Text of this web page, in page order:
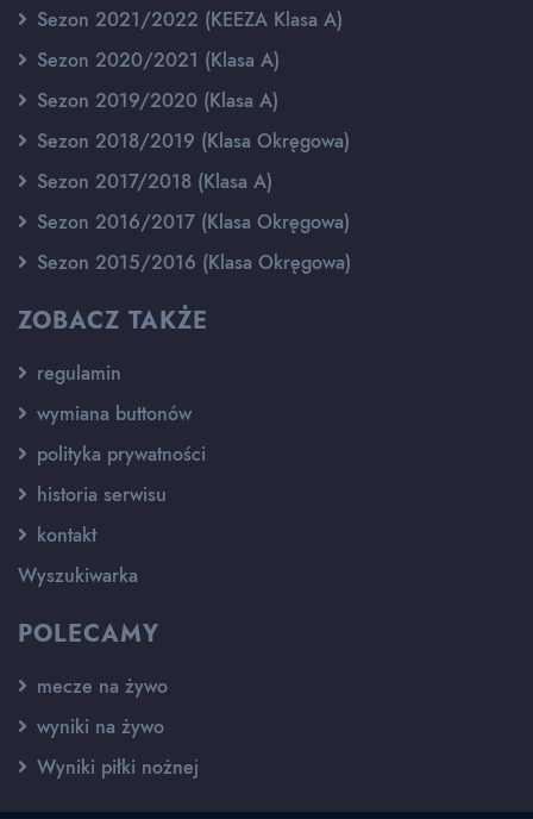
Sezon 2021/2022 (KEEZA Klasa A)
Sezon 2020/2021 (Klasa A)
Sezon 2019/2020 (Klasa A)
Sezon 2018/2019 (Klasa Okręgowa)
Sezon 2017/2018 (Klasa A)
Sezon 2016/2017 (Klasa Okręgowa)
Sezon 2015/2016 (Klasa Okręgowa)
ZOBACZ TAKŻE
regulamin
wymiana buttonów
polityka prywatności
historia serwisu
kontakt
Wyszukiwarka
POLECAMY
mecze na żywo
wyniki na żywo
Wyniki piłki nożnej